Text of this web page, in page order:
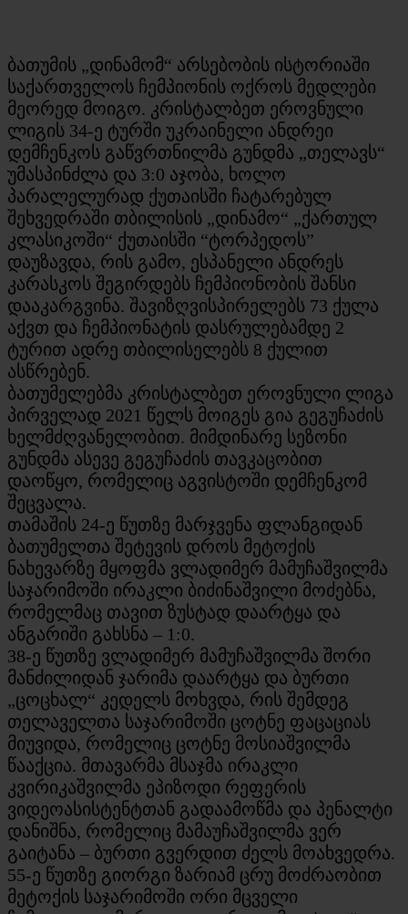
ბათუმის „დინამომ“ არსებობის ისტორიაში
საქართველოს ჩემპიონის ოქროს მედლები
მეორედ მოიგო. კრისტალბეთ ეროვნული
ლიგის 34-ე ტურში უკრაინელი ანდრეი
დემჩენკოს გაწვრთნილმა გუნდმა „თელავს“
უმასპინძლა და 3:0 აჯობა, ხოლო
პარალელურად ქუთაისში ჩატარებულ
შეხვედრაში თბილისის „დინამო“ „ქართულ
კლასიკოში“ ქუთაისში “ტორპედოს”
დაუზავდა, რის გამო, ესპანელი ანდრეს
კარასკოს შეგირდებს ჩემპიონობის შანსი
დააკარგვინა. შავიზღვისპირელებს 73 ქულა
აქვთ და ჩემპიონატის დასრულებამდე 2
ტურით ადრე თბილისელებს 8 ქულით
ასწრებენ.
ბათუმელებმა კრისტალბეთ ეროვნული ლიგა
პირველად 2021 წელს მოიგეს გია გეგუჩაძის
ხელმძღვანელობით. მიმდინარე სეზონი
გუნდმა ასევე გეგუჩაძის თავკაცობით
დაოწყო, რომელიც აგვისტოში დემჩენკომ
შეცვალა.
თამაშის 24-ე წუთზე მარჯვენა ფლანგიდან
ბათუმელთა შეტევის დროს მეტოქის
ნახევარზე მყოფმა ვლადიმერ მამუჩაშვილმა
საჯარიმოში ირაკლი ბიძინაშვილი მოძებნა,
რომელმაც თავით ზუსტად დაარტყა და
ანგარიში გახსნა – 1:0.
38-ე წუთზე ვლადიმერ მამუჩაშვილმა შორი
მანძილიდან ჯარიმა დაარტყა და ბურთი
„ცოცხალ“ კედელს მოხვდა, რის შემდეგ
თელაველთა საჯარიმოში ცოტნე ფაცაციას
მიუვიდა, რომელიც ცოტნე მოსიაშვილმა
წააქცია. მთავარმა მსაჯმა ირაკლი
კვირიკაშვილმა ეპიზოდი რეფერის
ვიდეოასისტენტთან გადაამოწმა და პენალტი
დანიშნა, რომელიც მამაუჩაშვილმა ვერ
გაიტანა – ბურთი გვერდით ძელს მოახვედრა.
55-ე წუთზე გიორგი ზარიამ ცრუ მოძრაობით
მეტოქის საჯარიმოში ორი მცველი